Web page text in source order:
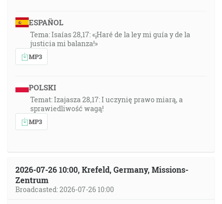
ESPAÑOL
Tema: Isaías 28,17: «¡Haré de la ley mi guía y de la
justicia mi balanza!»
MP3
POLSKI
Temat: Izajasza 28,17: I uczynię prawo miarą, a
sprawiedliwość wagą!
MP3
2026-07-26 10:00, Krefeld, Germany, Missions-
Zentrum
Broadcasted: 2026-07-26 10:00